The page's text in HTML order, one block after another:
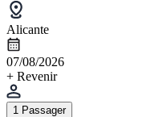
Alicante
07/08/2026
+ Revenir
1 Passager